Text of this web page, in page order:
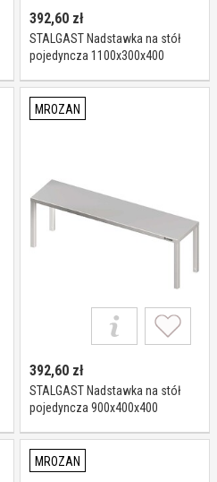
392,60 zł
STALGAST Nadstawka na stół
pojedyncza 1100x300x400
MROZAN
392,60 zł
STALGAST Nadstawka na stół
pojedyncza 900x400x400
MROZAN